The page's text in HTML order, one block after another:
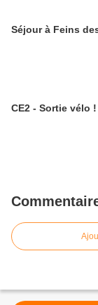
Séjour à Feins
CE2 - Sortie vélo !